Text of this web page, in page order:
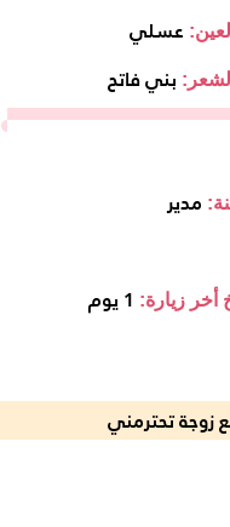
عسلي
بني فاتح
مدير
أخر زيارة: 1 يوم
تحترمني